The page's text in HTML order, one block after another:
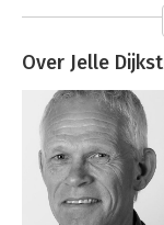
Over Jelle